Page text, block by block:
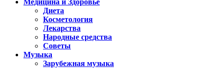
Медицина и Здоровье
Диета
Косметология
Лекарства
Народные средства
Советы
Музыка
Зарубежная музыка